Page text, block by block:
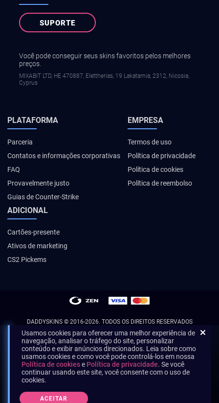
SUPORTE
Você pode conseguir seus skins favoritos pelos melhores
preços.
MIXABIT LTD, ΗΕ 470887, Elettherias, 19 Lakatamia, 2312, Nicosia,
Cyprus
PLATAFORMA
Parceria
Contatos e informações corporativas
FAQ
Provavelmente justo
Guias de Counter-Strike
EMPRESA
Termos de uso
Política de privacidade
Política de cookies
Política de reembolso
ADICIONAL
Cartões-presente
Ativos de marketing
CS2 Pickems
DADDYSKINS© 2016-2026. TODOS OS DIREITOS RESERVADOS
Usamos cookies para oferecer uma melhor experiência de
navegação, analisar o tráfego do site, personalizar
conteúdo e exibir anúncios direcionados. Leia sobre como
usamos cookies e como você pode controlá-los em nossa
Política de cookiese Política de privacidade. Se você
continuar usando este site, você consente com o uso de
cookies.
ACEITAR